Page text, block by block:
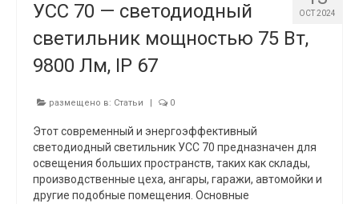
OCT 2024
УСС 70 — светодиодный
светильник мощностью 75 Вт,
9800 Лм, IP 67
размещено в: Статьи 0
Этот современный и энергоэффективный
светодиодный светильник УСС 70 предназначен для
освещения больших пространств, таких как склады,
производственные цеха, ангары, гаражи, автомойки и
другие подобные помещения. Основные